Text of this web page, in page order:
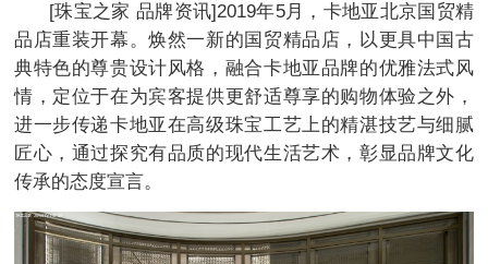
[珠宝之家 品牌资讯]2019年5月，卡地亚北京国贸精
品店重装开幕。焕然一新的国贸精品店，以更具中国古
典特色的尊贵设计风格，融合卡地亚品牌的优雅法式风
情，定位于在为宾客提供更舒适尊享的购物体验之外，
进一步传递卡地亚在高级珠宝工艺上的精湛技艺与细腻
匠心，通过探究有品质的现代生活艺术，彰显品牌文化
传承的态度宣言。